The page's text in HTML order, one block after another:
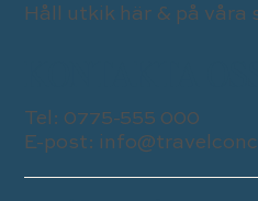
Håll utkik här & på våra
Tel: 0775-555 000
E-post: